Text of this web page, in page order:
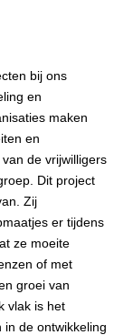
bij ons
en
maken
en
de vrijwilligers
Dit project
Zij
er tijdens
ze moeite
of met
groei van
vlak is het
de ontwikkeling